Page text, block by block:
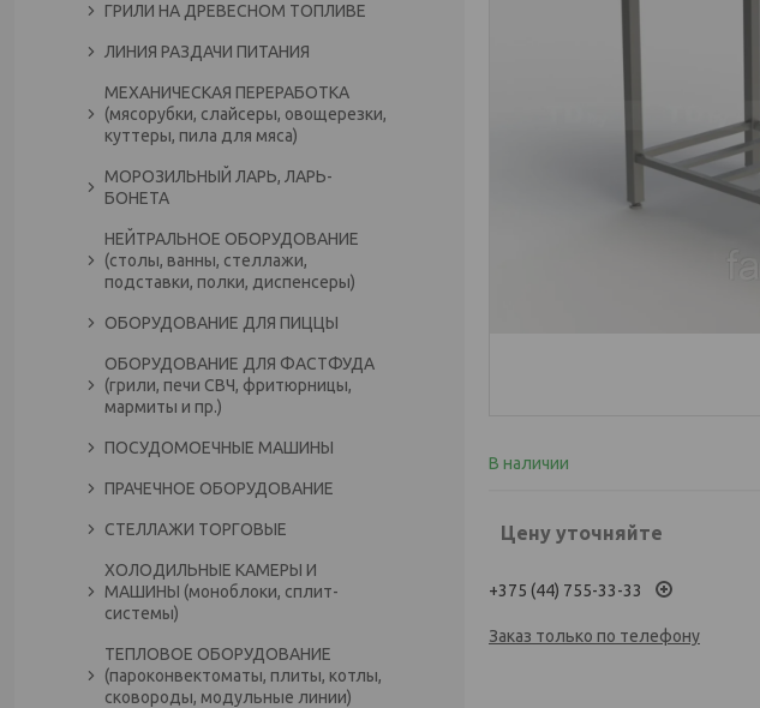
В наличии
Цену уточняйте
+375 (44) 755-33-33
Заказ только по телефону
ГРИЛИ НА ДРЕВЕСНОМ ТОПЛИВЕ
ЛИНИЯ РАЗДАЧИ ПИТАНИЯ
МЕХАНИЧЕСКАЯ ПЕРЕРАБОТКА
(мясорубки, слайсеры, овощерезки,
куттеры, пила для мяса)
МОРОЗИЛЬНЫЙ ЛАРЬ, ЛАРЬ-
БОНЕТА
НЕЙТРАЛЬНОЕ ОБОРУДОВАНИЕ
(столы, ванны, стеллажи,
подставки, полки, диспенсеры)
ОБОРУДОВАНИЕ ДЛЯ ПИЦЦЫ
ОБОРУДОВАНИЕ ДЛЯ ФАСТФУДА
(грили, печи СВЧ, фритюрницы,
мармиты и пр.)
ПОСУДОМОЕЧНЫЕ МАШИНЫ
ПРАЧЕЧНОЕ ОБОРУДОВАНИЕ
СТЕЛЛАЖИ ТОРГОВЫЕ
ХОЛОДИЛЬНЫЕ КАМЕРЫ И
МАШИНЫ (моноблоки, сплит-
системы)
ТЕПЛОВОЕ ОБОРУДОВАНИЕ
(пароконвектоматы, плиты, котлы,
сковороды, модульные линии)